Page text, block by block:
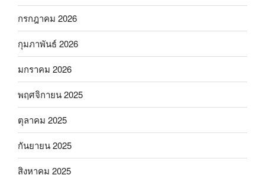
กรกฎาคม 2026
กุมภาพันธ์ 2026
มกราคม 2026
พฤศจิกายน 2025
ตุลาคม 2025
กันยายน 2025
สิงหาคม 2025